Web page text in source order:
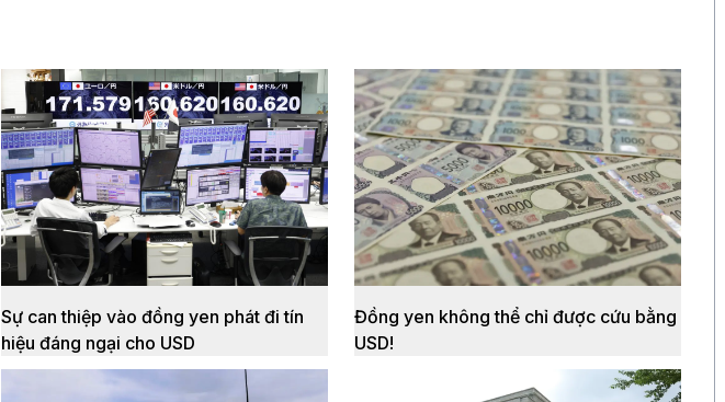
19 giờ
Lo ngại an ninh mạng sau các
thử nghiệm AI của OpenAI và
Anthropic
Sự can thiệp vào đồng yen phát đi tín
hiệu đáng ngại cho USD
Đồng yen không thể chỉ được cứu bằng
USD!